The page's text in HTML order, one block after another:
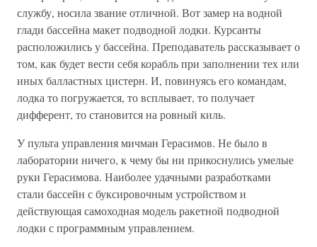
службу, носила звание отличной. Вот замер на водной
глади бассейна макет подводной лодки. Курсанты
расположились у бассейна. Преподаватель рассказывает о
том, как будет вести себя корабль при заполнении тех или
иных балластных цистерн. И, повинуясь его командам,
лодка то погружается, то всплывает, то получает
дифферент, то становится на ровный киль.
У пульта управления мичман Герасимов. Не было в
лаборатории ничего, к чему бы ни прикоснулись умелые
руки Герасимова. Наиболее удачными разработками
стали бассейн с буксировочным устройством и
действующая самоходная модель ракетной подводной
лодки с программным управлением.